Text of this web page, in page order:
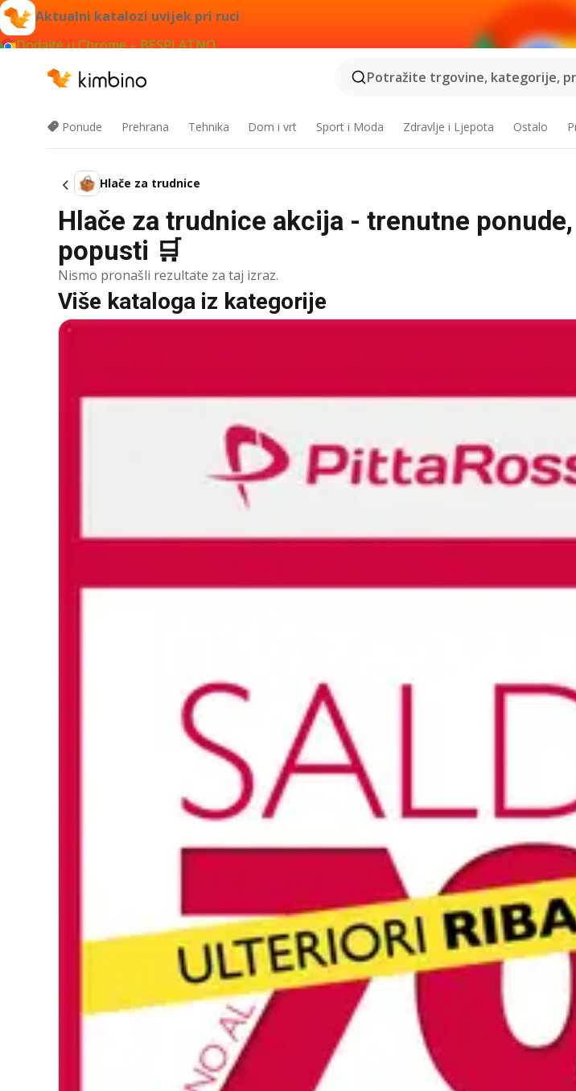
Aktualni katalozi uvijek pri ruci
Dodajte u Chrome – BESPLATNO
Potražite trgovine, kategorije,
Ponude Prehrana Tehnika Dom i vrt Sport i Moda Zdravlje i Ljepota Ostalo
Hlače za trudnice
Hlače za trudnice akcija - trenutne
popusti 🛒
Nismo pronašli rezultate za taj izraz.
Više kataloga iz kategorije